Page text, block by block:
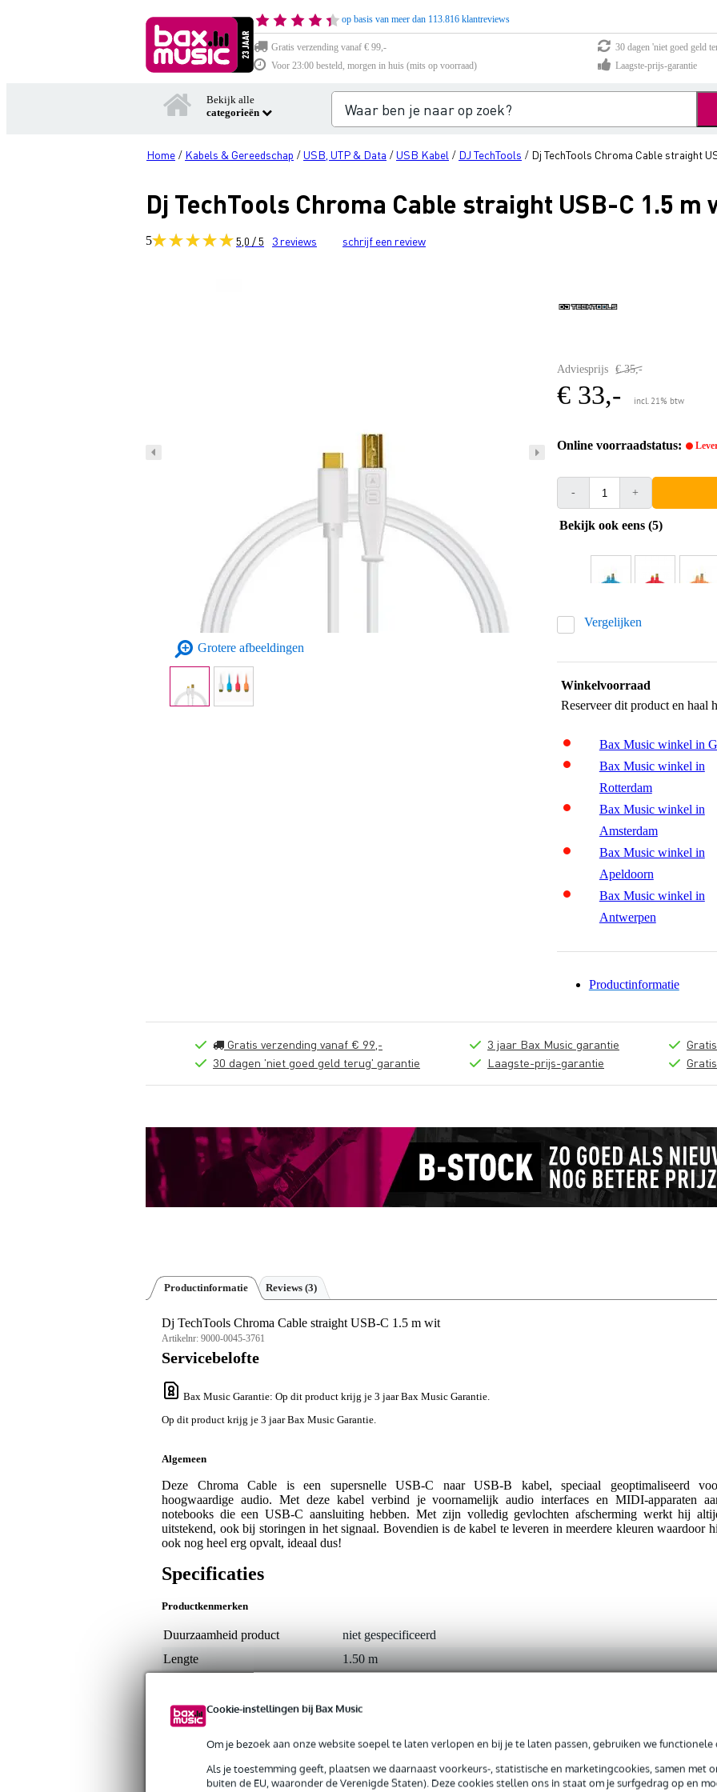
Cookie-instellingen bij Bax Music
Om je bezoek aan onze website soepel te laten verlopen en bij je te laten passen, gebruiken we functionele
Als je toestemming geeft, plaatsen we daarnaast voorkeurs-, statistische en marketingcookies, samen met
buiten de EU, waaronder de Verenigde Staten). Deze cookies stellen ons in staat om je surfgedrag op en
op basis van meer dan 113.816 klantreviews
Gratis verzending vanaf € 99,-
30 dagen 'niet goed geld
Voor 23:00 besteld, morgen in huis (mits op voorraad)
Laagste-prijs-garantie
Bekijk alle
categorieën
Home / Kabels & Gereedschap /USB, UTP & Data /USB Kabel / DJ TechTools / Dj TechTools Chroma Cable straight
Dj TechTools Chroma Cable straight USB-C 1.5 m
5 5,0 / 5 3reviews schrijf een review
Grotere afbeeldingen
Adviesprijs € 35,-
€ 33,- incl. 21% btw
Online voorraadstatus:
- +
Bekijk ook eens (5)
Vergelijken
Winkelvoorraad
Reserveer dit product en haal
Bax Music winkel in
Bax Music winkel in
Rotterdam
Bax Music winkel in
Amsterdam
Bax Music winkel in
Apeldoorn
Bax Music winkel in
Antwerpen
Productinformatie
Gratis verzending vanaf € 99,-
30 dagen 'niet goed geld terug' garantie
3 jaar Bax Music garantie
Laagste-prijs-garantie
Productinformatie Reviews (3)
Dj TechTools Chroma Cable straight USB-C 1.5 m wit
Artikelnr: 9000-0045-3761
Servicebelofte
Bax Music Garantie: Op dit product krijg je 3 jaar Bax Music Garantie.
Op dit product krijg je 3 jaar Bax Music Garantie.
Algemeen
Deze Chroma Cable is een supersnelle USB-C naar USB-B kabel, speciaal geoptimaliseerd
hoogwaardige audio. Met deze kabel verbind je voornamelijk audio interfaces en MIDI-apparaten
notebooks die een USB-C aansluiting hebben. Met zijn volledig gevlochten afscherming werkt hij
uitstekend, ook bij storingen in het signaal. Bovendien is de kabel te leveren in meerdere kleuren waardoor
ook nog heel erg opvalt, ideaal dus!
Specificaties
Productkenmerken
Duurzaamheid product
niet gespecificeerd
Lengte
1.50 m
Gewicht en afmetingen inclusief verpakking
Gewicht(incl. verpakking)
65 gr
Afmeting(incl. verpakking) 10,0 x 9,0 x 2,0 cm